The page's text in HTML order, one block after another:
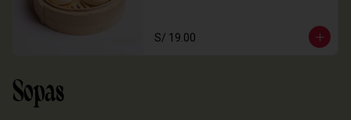
S/ 19.00
Sopas